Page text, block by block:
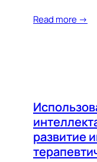
Read more →
развитие